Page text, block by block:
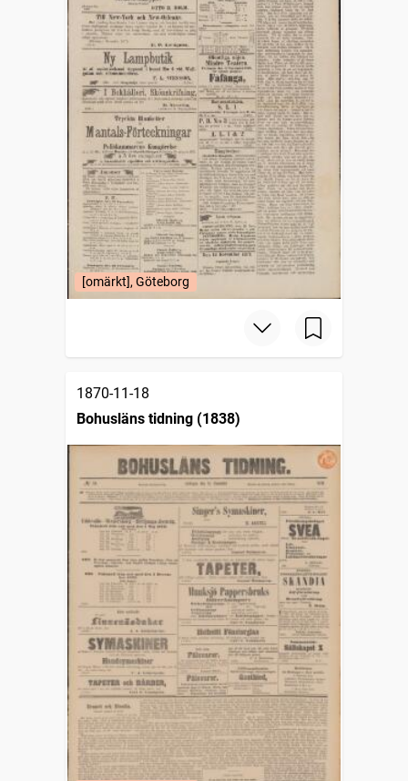
[omärkt], Göteborg
1870-11-18
Bohusläns tidning (1838)